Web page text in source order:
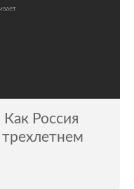
обитания
Как Россия